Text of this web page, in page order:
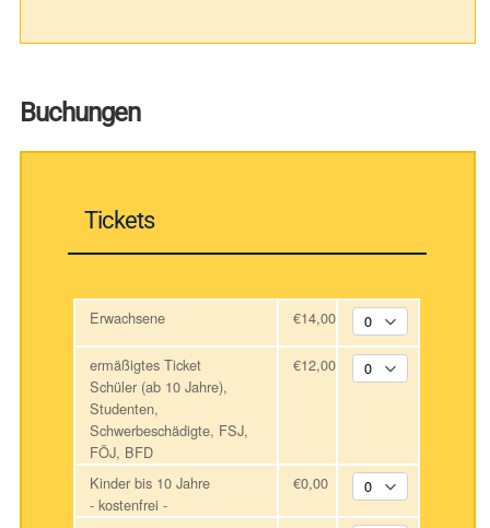
Buchungen
Tickets
Erwachsene €14,00
ermäßigtes Ticket
Schüler (ab 10 Jahre),
Studenten,
Schwerbeschädigte, FSJ,
FÖJ, BFD
€12,00
Kinder bis 10 Jahre
- kostenfrei -
€0,00